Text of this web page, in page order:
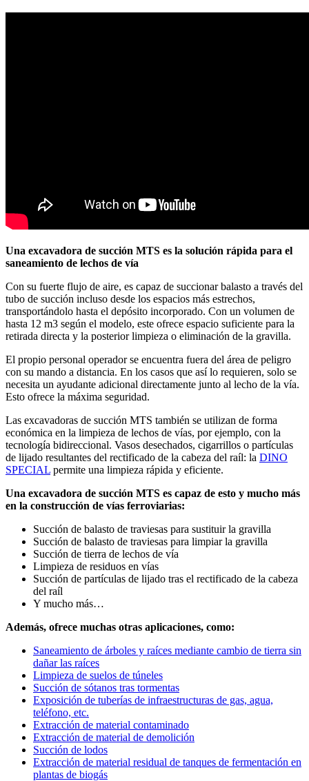
Una excavadora de succión MTS es la solución rápida para el
saneamiento de lechos de vía
Con su fuerte flujo de aire, es capaz de succionar balasto a través del
tubo de succión incluso desde los espacios más estrechos,
transportándolo hasta el depósito incorporado. Con un volumen de
hasta 12 m3 según el modelo, este ofrece espacio suficiente para la
retirada directa y la posterior limpieza o eliminación de la gravilla.
El propio personal operador se encuentra fuera del área de peligro
con su mando a distancia. En los casos que así lo requieren, solo se
necesita un ayudante adicional directamente junto al lecho de la vía.
Esto ofrece la máxima seguridad.
Las excavadoras de succión MTS también se utilizan de forma
económica en la limpieza de lechos de vías, por ejemplo, con la
tecnología bidireccional. Vasos desechados, cigarrillos o partículas
de lijado resultantes del rectificado de la cabeza del raíl: la DINO
SPECIAL permite una limpieza rápida y eficiente.
Una excavadora de succión MTS es capaz de esto y mucho más
en la construcción de vías ferroviarias:
Succión de balasto de traviesas para sustituir la gravilla
Succión de balasto de traviesas para limpiar la gravilla
Succión de tierra de lechos de vía
Limpieza de residuos en vías
Succión de partículas de lijado tras el rectificado de la cabeza
del raíl
Y mucho más…
Además, ofrece muchas otras aplicaciones, como:
Saneamiento de árboles y raíces mediante cambio de tierra sin
dañar las raíces
Limpieza de suelos de túneles
Succión de sótanos tras tormentas
Exposición de tuberías de infraestructuras de gas, agua,
teléfono, etc.
Extracción de material contaminado
Extracción de material de demolición
Succión de lodos
Extracción de material residual de tanques de fermentación en
plantas de biogás